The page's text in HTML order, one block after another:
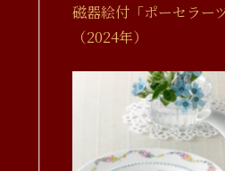
磁器絵付「ポーセラ
（2024年）